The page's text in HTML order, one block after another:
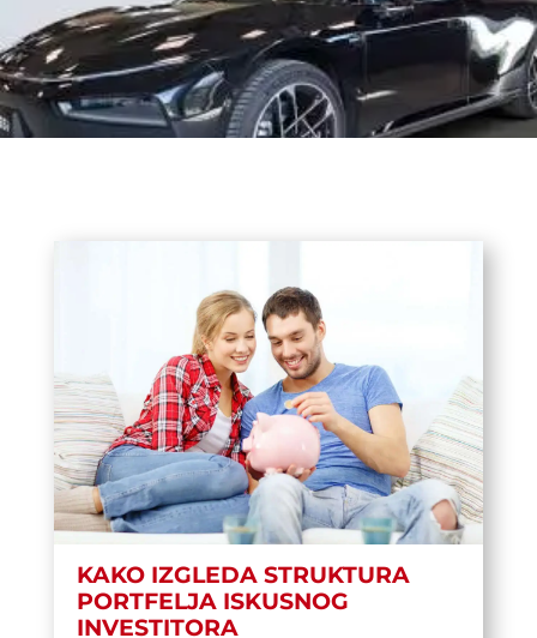
KAKO IZGLEDA STRUKTURA
PORTFELJA ISKUSNOG
INVESTITORA